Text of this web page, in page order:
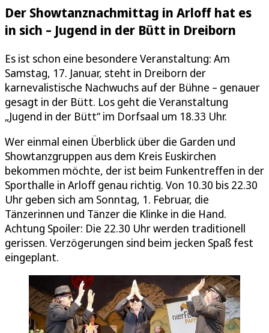
Der Showtanznachmittag in Arloff hat es
in sich – Jugend in der Bütt in Dreiborn
Es ist schon eine besondere Veranstaltung: Am
Samstag, 17. Januar, steht in Dreiborn der
karnevalistische Nachwuchs auf der Bühne – genauer
gesagt in der Bütt. Los geht die Veranstaltung
„Jugend in der Bütt“ im Dorfsaal um 18.33 Uhr.
Wer einmal einen Überblick über die Garden und
Showtanzgruppen aus dem Kreis Euskirchen
bekommen möchte, der ist beim Funkentreffen in der
Sporthalle in Arloff genau richtig. Von 10.30 bis 22.30
Uhr geben sich am Sonntag, 1. Februar, die
Tänzerinnen und Tänzer die Klinke in die Hand.
Achtung Spoiler: Die 22.30 Uhr werden traditionell
gerissen. Verzögerungen sind beim jecken Spaß fest
eingeplant.